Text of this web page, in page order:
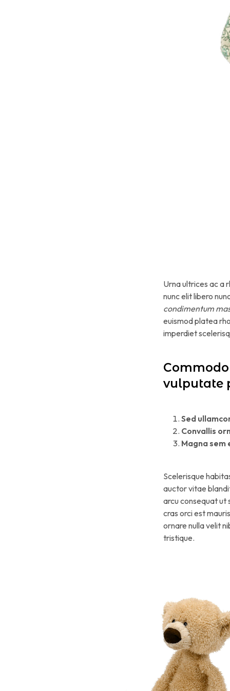
Urna ultrices ac a
nunc elit libero
condimentum
euismod platea
imperdiet
vulputate
Sed
Convallis
Magna
Scelerisque
auctor vitae
arcu consequat ut
cras orci est
ornare nulla velit
tristique.